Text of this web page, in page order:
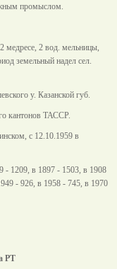
промыслом.
медресе, 2 вод. мельницы,
земельный надел сел.
у. Казанской губ.
кантонов ТАССР.
с 12.10.1959 в
- 1209, в 1897 - 1503, в 1908
- 926, в 1958 - 745, в 1970
РТ